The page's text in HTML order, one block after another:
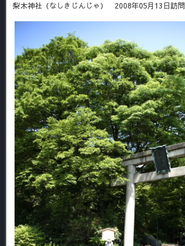
梨木神社（なしきじんじゃ） 2008年05月13日訪問